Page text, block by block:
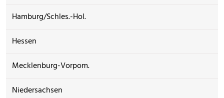
Hamburg/Schles.-Hol.
Hessen
Mecklenburg-Vorpom.
Niedersachsen